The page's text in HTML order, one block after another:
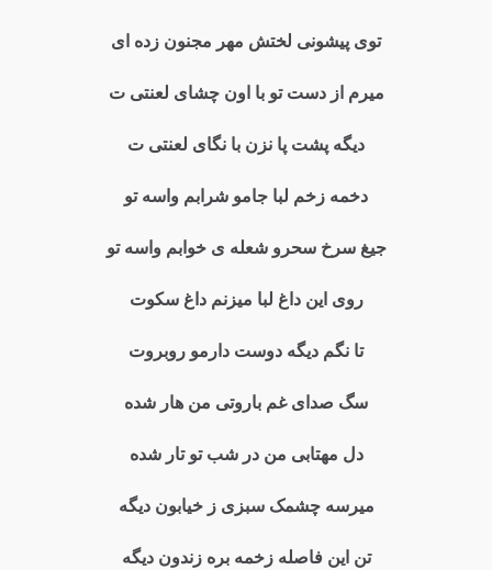
توی پیشونی لختش مهر مجنون زده ای
میرم از دست تو با اون چشای لعنتی ت
دیگه پشت پا نزن با نگای لعنتی ت
دخمه زخم لبا جامو شرابم واسه تو
جیغ سرخ سحرو شعله ی خوابم واسه تو
روی این داغ لبا میزنم داغ سکوت
تا نگم دیگه دوست دارمو روبروت
سگ صدای غم باروتی من هار شده
دل مهتابی من در شب تو تار شده
میرسه چشمک سبزی ز خیابون دیگه
تن این فاصله زخمه بره زندون دیگه